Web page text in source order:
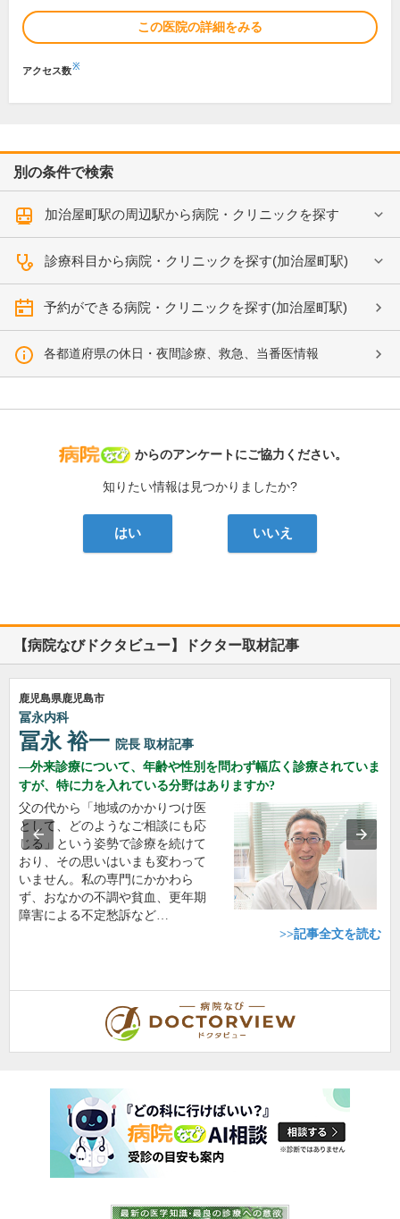
この医院の詳細をみる
アクセス数※
別の条件で検索
加治屋町駅の周辺駅から病院・クリニックを探す
診療科目から病院・クリニックを探す(加治屋町駅)
予約ができる病院・クリニックを探す(加治屋町駅)
各都道府県の休日・夜間診療、救急、当番医情報
病院なび
からのアンケートにご協力ください。
知りたい情報は見つかりましたか?
はい いいえ
【病院なびドクタビュー】ドクター取材記事
鹿児島県鹿児島市
冨永内科
冨永 裕一 院長 取材記事
外来診療について、年齢や性別を問わず幅広く診療されていま
すが、特に力を入れている分野はありますか?
父の代から「地域のかかりつけ医
として、どのようなご相談にも応
じる」という姿勢で診療を続けて
おり、その思いはいまも変わって
いません。私の専門にかかわら
ず、おなかの不調や貧血、更年期
障害による不定愁訴など…
>>記事全文を読む